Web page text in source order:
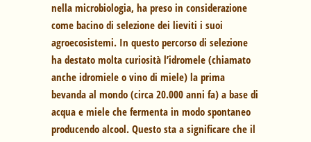
nella microbiologia, ha preso in considerazione
come bacino di selezione dei lieviti i suoi
agroecosistemi. In questo percorso di selezione
ha destato molta curiosità l’idromele (chiamato
anche idromiele o vino di miele) la prima
bevanda al mondo (circa 20.000 anni fa) a base di
acqua e miele che fermenta in modo spontaneo
producendo alcool. Questo sta a significare che il